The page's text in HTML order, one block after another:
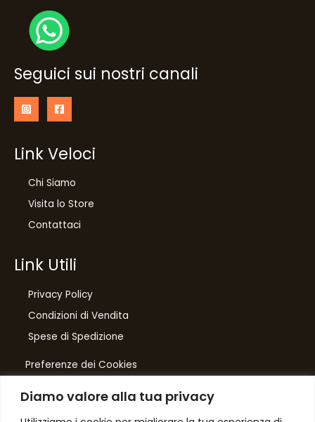
Diamo valore alla tua privacy
Seguici sui nostri canali
Link Veloci
Chi Siamo
Visita lo Store
Contattaci
Link Utili
Privacy Policy
Condizioni di Vendita
Spese di Spedizione
Preferenze dei Cookies
Number One
di sconto, solo per te
Iscriviti per ricevere il tuo sconto esclusivo e
e offerte!